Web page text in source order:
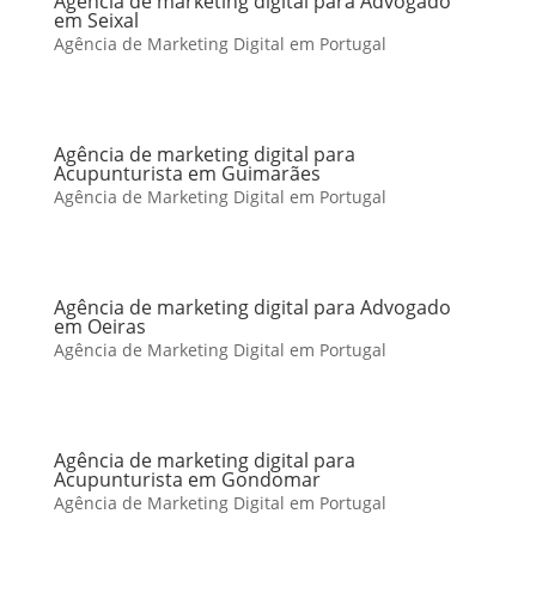
em Seixal
Agência de Marketing Digital em Portugal
Agência de marketing digital para
Acupunturista em Guimarães
Agência de Marketing Digital em Portugal
Agência de marketing digital para Advogado
em Oeiras
Agência de Marketing Digital em Portugal
Agência de marketing digital para
Acupunturista em Gondomar
Agência de Marketing Digital em Portugal